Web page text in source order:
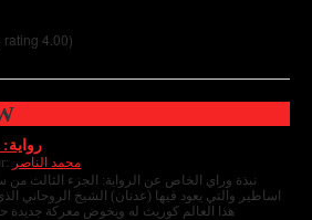
rating 4.00)
محمد الناصر
نبذة وراي الخاص عن الرواية: الجزء الثالث من
اساطير والتي يعود فيها (عدنان) الشيخ الروحاني
هذا العالم كوريث له ويخوض معركة جديدة